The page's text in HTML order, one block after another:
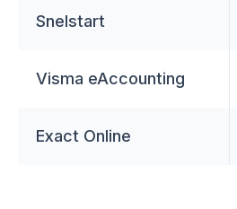
Snelstart
Visma eAccounting
Exact Online